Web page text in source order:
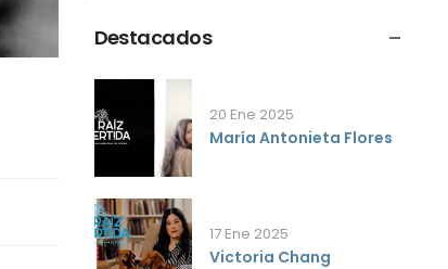
Destacados
20 Ene 2025
María Antonieta Flores
17 Ene 2025
Victoria Chang